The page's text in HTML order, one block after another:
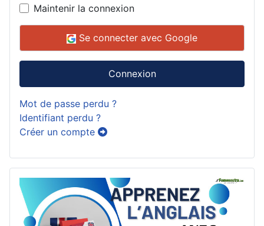
Maintenir la connexion
Se connecter avec Google
Connexion
Mot de passe perdu ?
Identifiant perdu ?
Créer un compte